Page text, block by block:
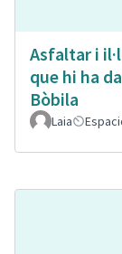
Asfaltar i
que hi ha
Bòbila
Laia